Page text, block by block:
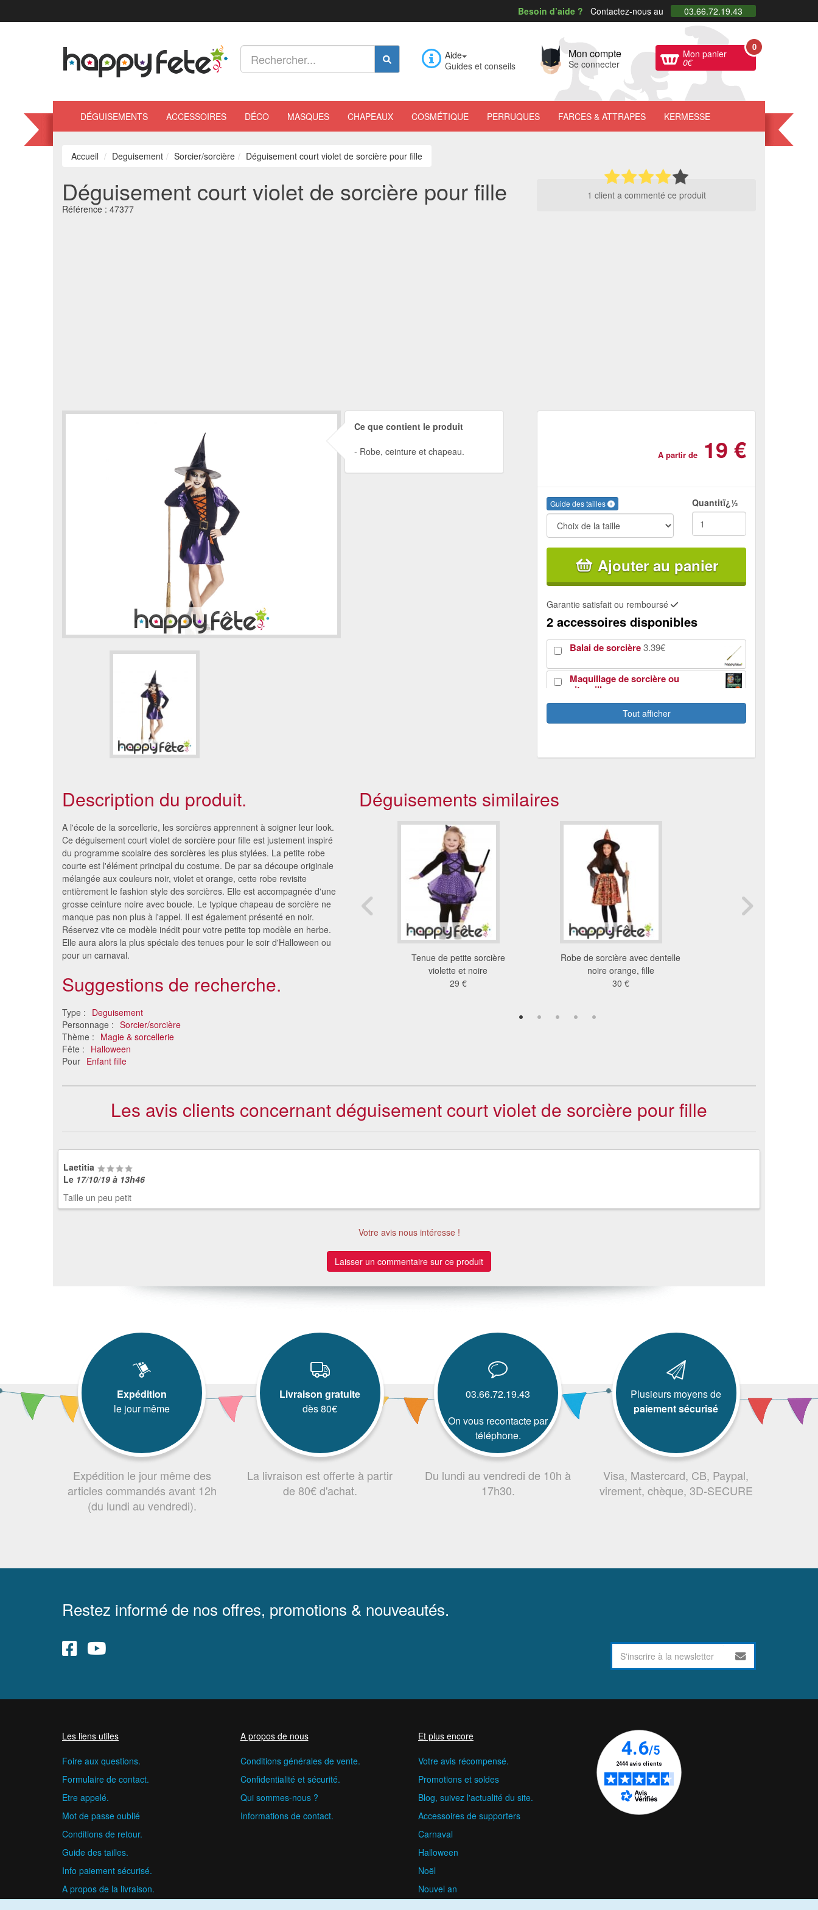
Besoin d’aide ? Contactez-nous au 03.66.72.19.43
Aide
Guides et conseils
Mon compte
Se connecter
Mon panier
0€
0
DÉGUISEMENTS ACCESSOIRES DÉCO MASQUES CHAPEAUX COSMÉTIQUE PERRUQUES FARCES & ATTRAPES KERMESSE
Accueil Deguisement Sorcier/sorcière Déguisement court violet de sorcière pour fille
Déguisement court violet de sorcière pour fille
Référence : 47377
1 client a commenté ce produit
Ce que contient le produit
Robe, ceinture et chapeau. A partir de 19 €
Guide des tailles Quantitï¿½
Ajouter au panier
Garantie satisfait ou remboursé
2 accessoires disponibles
Balai de sorcière3.39€
Maquillage de sorcière ou
citrouille aquaexpress
Tout afficher
Description du produit.
A l'école de la sorcellerie, les sorcières apprennent à soigner leur look.
Ce déguisement court violet de sorcière pour fille est justement inspiré
du programme scolaire des sorcières les plus stylées. La petite robe
courte est l'élément principal du costume. De par sa découpe originale
mélangée aux couleurs noir, violet et orange, cette robe revisite
entièrement le fashion style des sorcières. Elle est accompagnée d'une
grosse ceinture noire avec boucle. Le typique chapeau de sorcière ne
manque pas non plus à l'appel. Il est également présenté en noir.
Réservez vite ce modèle inédit pour votre petite top modèle en herbe.
Elle aura alors la plus spéciale des tenues pour le soir d'Halloween ou
pour un carnaval.
Suggestions de recherche.
Type : Deguisement
Personnage : Sorcier/sorcière
Thème : Magie & sorcellerie
Fête : Halloween
Pour Enfant fille
Déguisements similaires
Robe et masque sorcière verte
Tenue de petite sorcière
violette et noire
29 €
Robe de sorcière avec dentelle
noire orange, fille
30 €
Les avis clients concernant déguisement court violet de sorcière pour fille
Laetitia
Le 17/10/19 à 13h46
Taille un peu petit
Votre avis nous intéresse !
Laisser un commentaire sur ce produit
Expédition
le jour même
Expédition le jour même des
articles commandés avant 12h
(du lundi au vendredi).
Livraison gratuite
dès 80€
La livraison est offerte à partir
de 80€ d'achat.
03.66.72.19.43
On vous recontacte par
téléphone.
Du lundi au vendredi de 10h à
17h30.
Plusieurs moyens de
paiement sécurisé
Visa, Mastercard, CB, Paypal,
virement, chèque, 3D-SECURE
Restez informé de nos offres, promotions & nouveautés.
Les liens utiles
Foire aux questions.
Formulaire de contact.
Etre appelé.
Mot de passe oublié
Conditions de retour.
Guide des tailles.
Info paiement sécurisé.
A propos de la livraison.
A propos de nous
Conditions générales de vente.
Confidentialité et sécurité.
Qui sommes-nous ?
Informations de contact.
Et plus encore
Votre avis récompensé.
Promotions et soldes
Blog, suivez l'actualité du site.
Accessoires de supporters
Carnaval
Halloween
Noël
Nouvel an